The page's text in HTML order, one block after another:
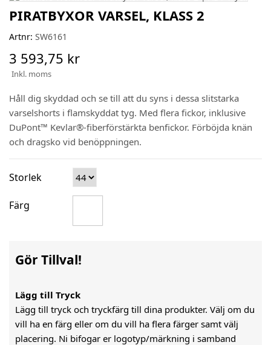
PIRATBYXOR VARSEL, KLASS 2
Artnr: SW6161
3 593,75 kr
Inkl. moms
Håll dig skyddad och se till att du syns i dessa slitstarka
varselshorts i flamskyddat tyg. Med flera fickor, inklusive
DuPont™ Kevlar®-fiberförstärkta benfickor. Förböjda knän
och dragsko vid benöppningen.
Storlek
Färg
Gör Tillval!
Lägg till Tryck
Lägg till tryck och tryckfärg till dina produkter. Välj om du
vill ha en färg eller om du vill ha flera färger samt välj
placering. Ni bifogar er logotyp/märkning i samband